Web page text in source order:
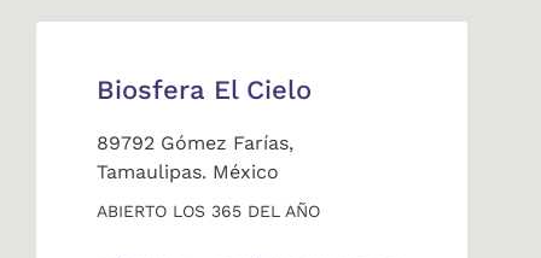
Biosfera El Cielo
89792 Gómez Farías,
Tamaulipas. México
ABIERTO LOS 365 DEL AÑO